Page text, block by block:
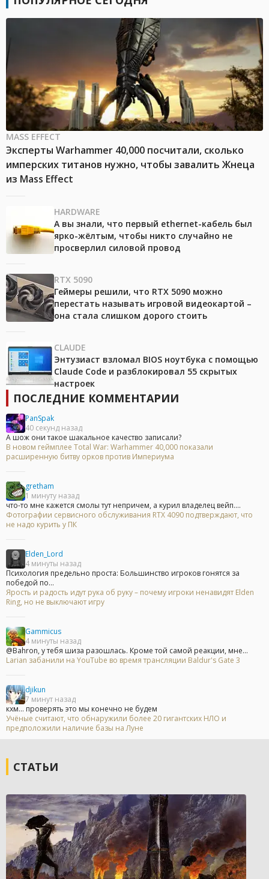
MASS EFFECT
Эксперты Warhammer 40,000 посчитали, сколько
имперских титанов нужно, чтобы завалить Жнеца
из Mass Effect
HARDWARE
А вы знали, что первый ethernet-кабель был
ярко-жёлтым, чтобы никто случайно не
просверлил силовой провод
RTX 5090
Геймеры решили, что RTX 5090 можно
перестать называть игровой видеокартой –
она стала слишком дорого стоить
CLAUDE
Энтузиаст взломал BIOS ноутбука с помощью
Claude Code и разблокировал 55 скрытых
настроек
ПОСЛЕДНИЕ КОММЕНТАРИИ
PanSpak
40 секунд назад
А шож они такое шакальное качество записали?
В новом геймплее Total War: Warhammer 40,000 показали
расширенную битву орков против Империума
gretham
1 минуту назад
что-то мне кажется смолы тут непричем, а курил владелец вейп....
Фотографии сервисного обслуживания RTX 4090 подтверждают, что
не надо курить у ПК
Elden_Lord
4 минуты назад
Психология предельно проста: Большинство игроков гонятся за
победой по...
Ярость и радость идут рука об руку – почему игроки ненавидят Elden
Ring, но не выключают игру
Gammicus
4 минуты назад
@Bahron, у тебя шиза разошлась. Кроме той самой реакции, мне...
Larian забанили на YouTube во время трансляции Baldur's Gate 3
djikun
7 минут назад
кхм... проверять это мы конечно не будем
Учёные считают, что обнаружили более 20 гигантских НЛО и
предположили наличие базы на Луне
СТАТЬИ